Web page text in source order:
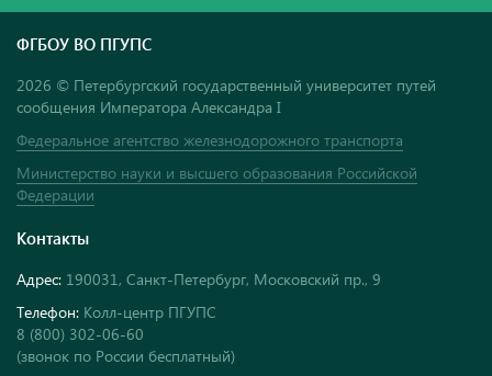
ФГБОУ ВО ПГУПС
2026 © Петербургский государственный университет путей
сообщения Императора Александра I
Федеральное агентство железнодорожного транспорта
Министерство науки и высшего образования Российской
Федерации
Контакты
Адрес: 190031, Санкт-Петербург, Московский пр., 9
Телефон: Колл-центр ПГУПС
8 (800) 302-06-60
(звонок по России бесплатный)